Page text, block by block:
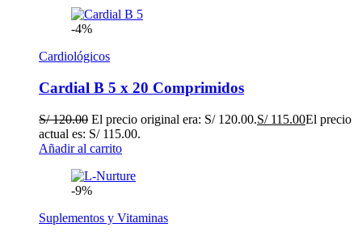
-4%
Cardiológicos
Cardial B 5 x 20 Comprimidos
S/120.00 El precio original era: S/ 120.00.S/115.00El precio
actual es: S/ 115.00.
Añadir al carrito
-9%
Suplementos y Vitaminas